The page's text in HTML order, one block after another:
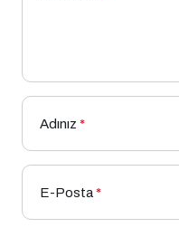
Adınız *
E-Posta*